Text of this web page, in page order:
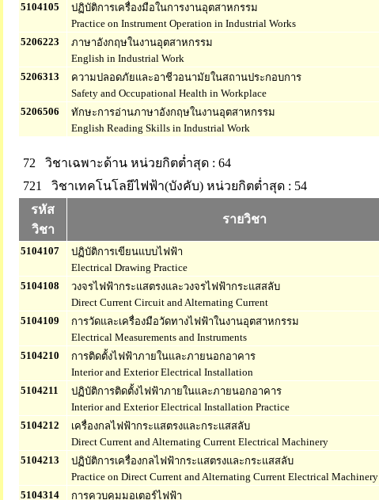
5104105
ปฏิบัติการเครื่องมือในการงานอุตสาหกรรม
Practice on Instrument Operation in Industrial Works
5206223
ภาษาอังกฤษในงานอุตสาหกรรม
English in Industrial Work
5206313
ความปลอดภัยและอาชีวอนามัยในสถานประกอบการ
Safety and Occupational Health in Workplace
5206506
ทักษะการอ่านภาษาอังกฤษในงานอุตสาหกรรม
English Reading Skills in Industrial Work
72 วิชาเฉพาะด้าน หน่วยกิตต่ำสุด : 64
721 วิชาเทคโนโลยีไฟฟ้า(บังคับ) หน่วยกิตต่ำสุด : 54
รหัส
วิชา
รายวิชา
5104107
ปฏิบัติการเขียนแบบไฟฟ้า
Electrical Drawing Practice
5104108
วงจรไฟฟ้ากระแสตรงและวงจรไฟฟ้ากระแสสลับ
Direct Current Circuit and Alternating Current
5104109
การวัดและเครื่องมือวัดทางไฟฟ้าในงานอุตสาหกรรม
Electrical Measurements and Instruments
5104210
การติดตั้งไฟฟ้าภายในและภายนอกอาคาร
Interior and Exterior Electrical Installation
5104211
ปฏิบัติการติดตั้งไฟฟ้าภายในและภายนอกอาคาร
Interior and Exterior Electrical Installation Practice
5104212
เครื่องกลไฟฟ้ากระแสตรงและกระแสสลับ
Direct Current and Alternating Current Electrical Machinery
5104213
ปฏิบัติการเครื่องกลไฟฟ้ากระแสตรงและกระแสสลับ
Practice on Direct Current and Alternating Current Electrical Machinery
5104314
การควบคุมมอเตอร์ไฟฟ้า